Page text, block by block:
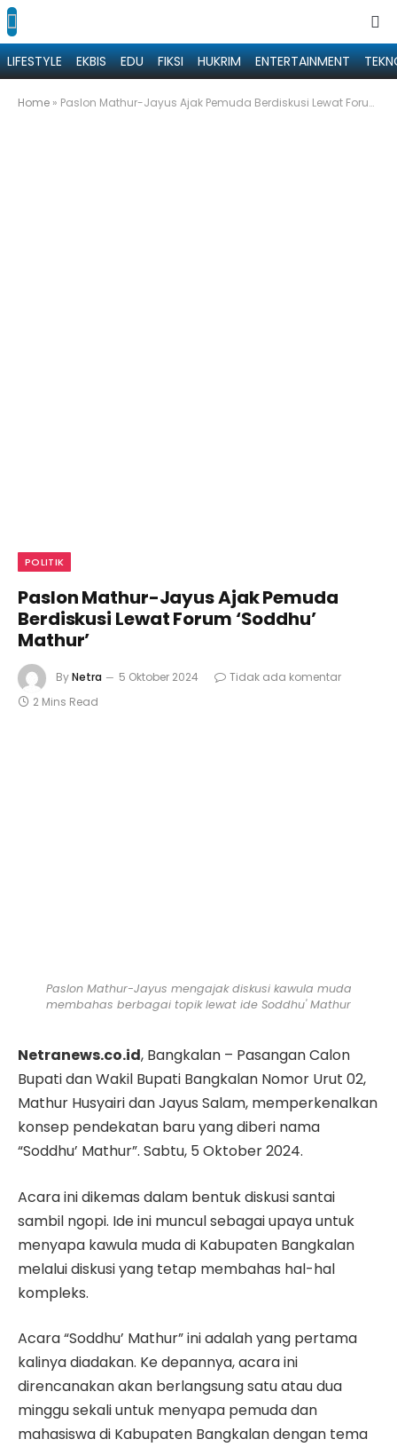
LIFESTYLE EKBIS EDU FIKSI HUKRIM ENTERTAINMENT
Home » Paslon Mathur-Jayus Ajak Pemuda Berdiskusi Lewat Forum ‘Soddhu’ Mathur’
POLITIK
Paslon Mathur-Jayus Ajak Pemuda
Berdiskusi Lewat Forum ‘Soddhu’
Mathur’
ByNetra 5 Oktober 2024
Tidak ada komentar
2 Mins Read
Paslon Mathur-Jayus mengajak diskusi kawula muda
membahas berbagai topik lewat ide Soddhu' Mathur
Netranews.co.id, Bangkalan – Pasangan Calon
Bupati dan Wakil Bupati Bangkalan Nomor Urut 02,
Mathur Husyairi dan Jayus Salam, memperkenalkan
konsep pendekatan baru yang diberi nama
“Soddhu’ Mathur”. Sabtu, 5 Oktober 2024.
Acara ini dikemas dalam bentuk diskusi santai
sambil ngopi. Ide ini muncul sebagai upaya untuk
menyapa kawula muda di Kabupaten Bangkalan
melalui diskusi yang tetap membahas hal-hal
kompleks.
Acara “Soddhu’ Mathur” ini adalah yang pertama
kalinya diadakan. Ke depannya, acara ini
direncanakan akan berlangsung satu atau dua
minggu sekali untuk menyapa pemuda dan
mahasiswa di Kabupaten Bangkalan dengan tema